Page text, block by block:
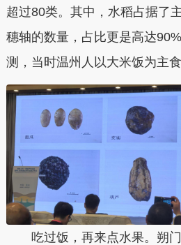
超过80类。其中，水稻占据了
穗轴的数量，占比更是高达
测，当时温州人以大米饭为主食
吃过饭，再来点水果。朔门